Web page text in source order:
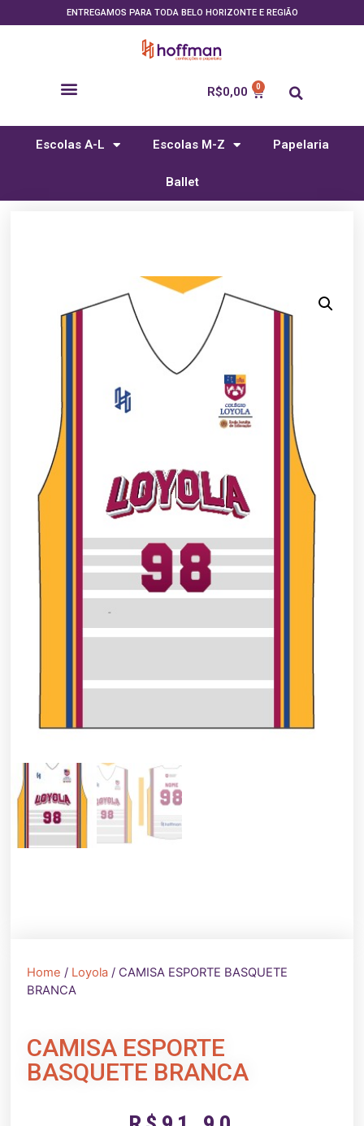
ENTREGAMOS PARA TODA BELO HORIZONTE E REGIÃO
R$0,00
Escolas A-L Escolas M-Z Papelaria
Ballet
Home / Loyola / CAMISA ESPORTE BASQUETE
BRANCA
CAMISA ESPORTE
BASQUETE BRANCA